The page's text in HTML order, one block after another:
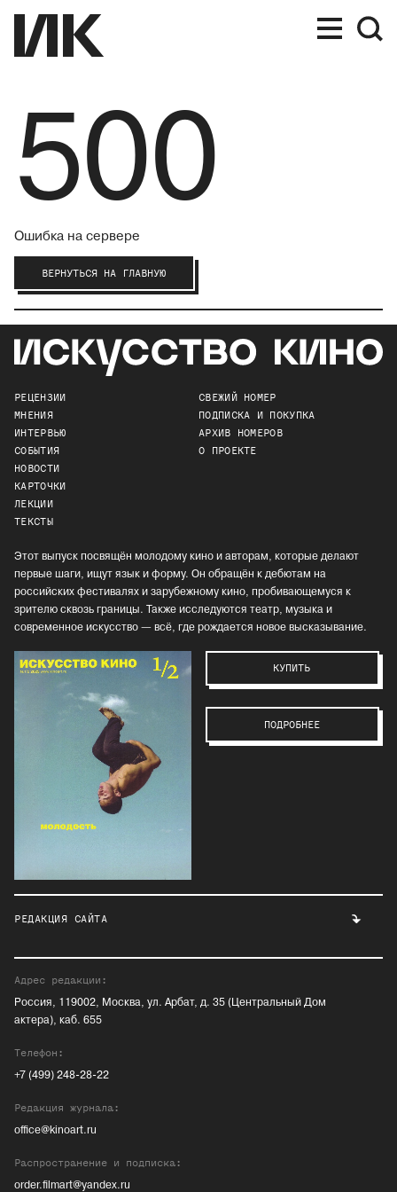
500
Ошибка на сервере
ВЕРНУТЬСЯ НА ГЛАВНУЮ
РЕЦЕНЗИИ
МНЕНИЯ
ИНТЕРВЬЮ
СОБЫТИЯ
НОВОСТИ
КАРТОЧКИ
ЛЕКЦИИ
ТЕКСТЫ
СВЕЖИЙ НОМЕР
ПОДПИСКА И ПОКУПКА
АРХИВ НОМЕРОВ
О ПРОЕКТЕ
Этот выпуск посвящён молодому кино и авторам, которые делают
первые шаги, ищут язык и форму. Он обращён к дебютам на
российских фестивалях и зарубежному кино, пробивающемуся к
зрителю сквозь границы. Также исследуются театр, музыка и
современное искусство — всё, где рождается новое высказывание.
КУПИТЬ
ПОДРОБНЕЕ
РЕДАКЦИЯ САЙТА
Адрес редакции:
Россия, 119002, Москва, ул. Арбат, д. 35 (Центральный Дом
актера), каб. 655
Телефон:
+7 (499) 248-28-22
Редакция журнала:
office@kinoart.ru
Распространение и подписка:
order.filmart@yandex.ru